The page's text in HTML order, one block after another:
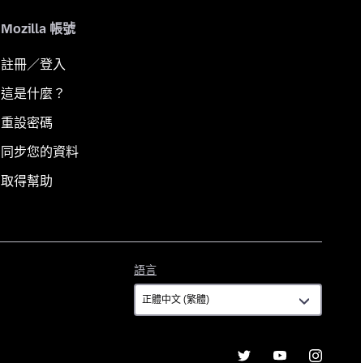
Mozilla 帳號
註冊／登入
這是什麼？
重設密碼
同步您的資料
取得幫助
語言
言